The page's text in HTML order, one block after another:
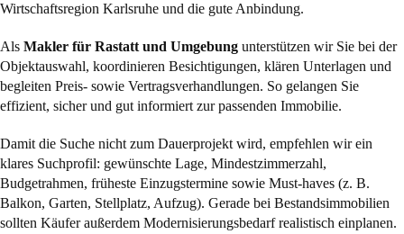
Wirtschaftsregion Karlsruhe und die gute Anbindung.
Als Makler für Rastatt und Umgebung unterstützen wir Sie bei der
Objektauswahl, koordinieren Besichtigungen, klären Unterlagen und
begleiten Preis- sowie Vertragsverhandlungen. So gelangen Sie
effizient, sicher und gut informiert zur passenden Immobilie.
Damit die Suche nicht zum Dauerprojekt wird, empfehlen wir ein
klares Suchprofil: gewünschte Lage, Mindestzimmerzahl,
Budgetrahmen, früheste Einzugstermine sowie Must-haves (z. B.
Balkon, Garten, Stellplatz, Aufzug). Gerade bei Bestandsimmobilien
sollten Käufer außerdem Modernisierungsbedarf realistisch einplanen.